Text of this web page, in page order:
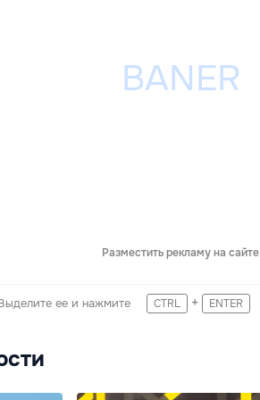
Разместить рекламу на сайте
ее и нажмите CTRL + ENTER